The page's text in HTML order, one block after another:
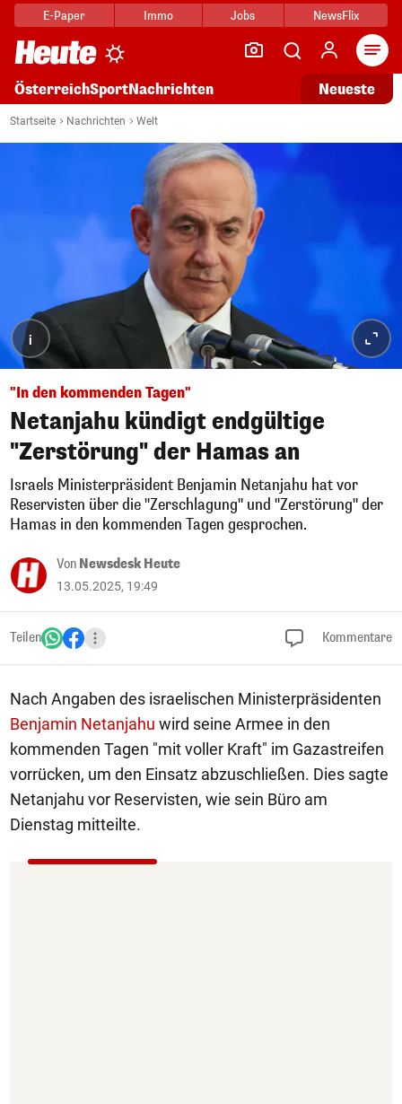
E-Paper Immo Jobs NewsFlix
ÖsterreichSportNachrichten Neueste
Startseite Nachrichten Welt
i
"In den kommenden Tagen"
Netanjahu kündigt endgültige
"Zerstörung" der Hamas an
Israels Ministerpräsident Benjamin Netanjahu hat vor
Reservisten über die "Zerschlagung" und "Zerstörung" der
Hamas in den kommenden Tagen gesprochen.
Von Newsdesk Heute
13.05.2025, 19:49
Teilen Kommentare
Nach Angaben des israelischen Ministerpräsidenten
Benjamin Netanjahu wird seine Armee in den
kommenden Tagen "mit voller Kraft" im Gazastreifen
vorrücken, um den Einsatz abzuschließen. Dies sagte
Netanjahu vor Reservisten, wie sein Büro am
Dienstag mitteilte.